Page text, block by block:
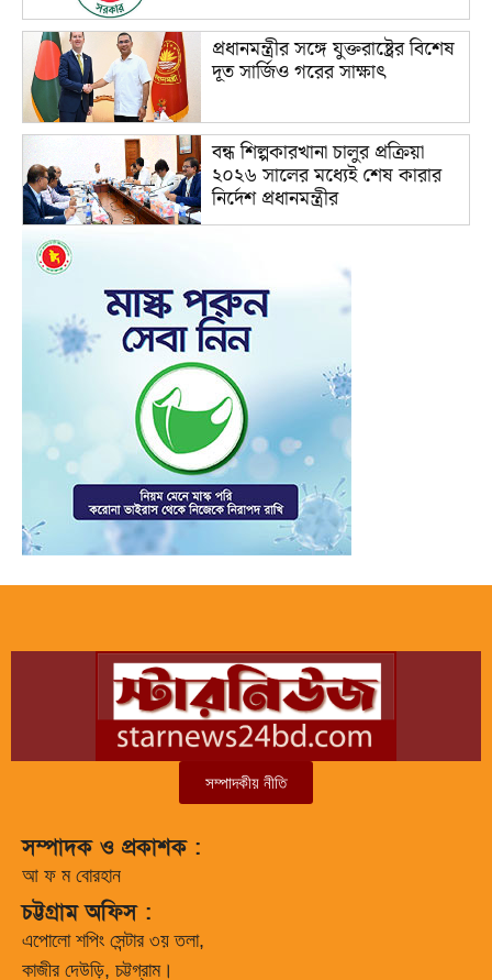
প্রধানমন্ত্রীর সঙ্গে যুক্তরাষ্ট্রের বিশেষ
দূত সার্জিও গরের সাক্ষাৎ
বন্ধ শিল্পকারখানা চালুর প্রক্রিয়া
২০২৬ সালের মধ্যেই শেষ কারার
নির্দেশ প্রধানমন্ত্রীর
সম্পাদকীয় নীতি
সম্পাদক ও প্রকাশক :
আ ফ ম বোরহান
চট্টগ্রাম অফিস :
এপোলো শপিং সেন্টার ৩য় তলা,
কাজীর দেউড়ি, চট্টগ্রাম।